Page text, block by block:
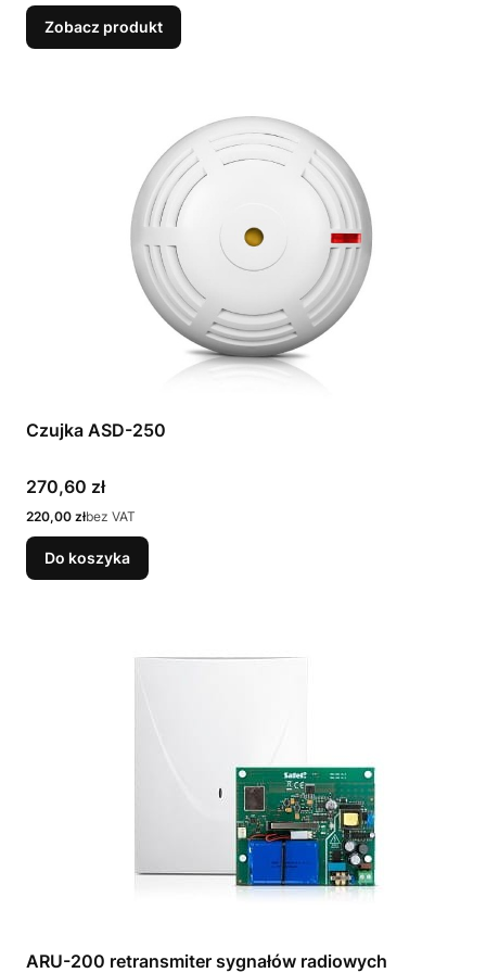
Zobacz produkt
Czujka ASD-250
Cena
270,60 zł
Cena
220,00 złbez VAT
Do koszyka
ARU-200 retransmiter sygnałów radiowych